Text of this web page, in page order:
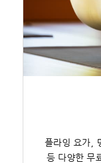
플라잉 요가,
등 다양한 무